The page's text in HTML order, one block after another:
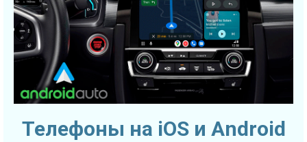
Телефоны на iOS и Android